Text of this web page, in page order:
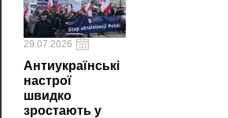
29.07.2026
Антиукраїнські
настрої
швидко
зростають у